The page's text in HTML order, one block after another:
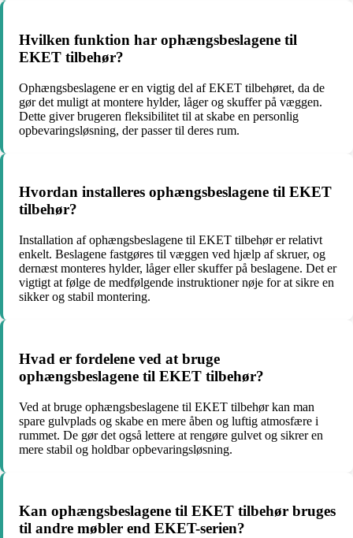
Hvilken funktion har ophængsbeslagene til
EKET tilbehør?
Ophængsbeslagene er en vigtig del af EKET tilbehøret, da de
gør det muligt at montere hylder, låger og skuffer på væggen.
Dette giver brugeren fleksibilitet til at skabe en personlig
opbevaringsløsning, der passer til deres rum.
Hvordan installeres ophængsbeslagene til EKET
tilbehør?
Installation af ophængsbeslagene til EKET tilbehør er relativt
enkelt. Beslagene fastgøres til væggen ved hjælp af skruer, og
dernæst monteres hylder, låger eller skuffer på beslagene. Det er
vigtigt at følge de medfølgende instruktioner nøje for at sikre en
sikker og stabil montering.
Hvad er fordelene ved at bruge
ophængsbeslagene til EKET tilbehør?
Ved at bruge ophængsbeslagene til EKET tilbehør kan man
spare gulvplads og skabe en mere åben og luftig atmosfære i
rummet. De gør det også lettere at rengøre gulvet og sikrer en
mere stabil og holdbar opbevaringsløsning.
Kan ophængsbeslagene til EKET tilbehør bruges
til andre møbler end EKET-serien?